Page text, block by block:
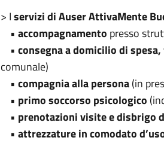
> Iservizi di Auser AttivaMente
• accompagnamento presso
• consegna a domicilio di
comunale)
• compagnia alla persona(in
• primo soccorso psicologico
• prenotazioni visite e disbrigo
• attrezzature in comodato